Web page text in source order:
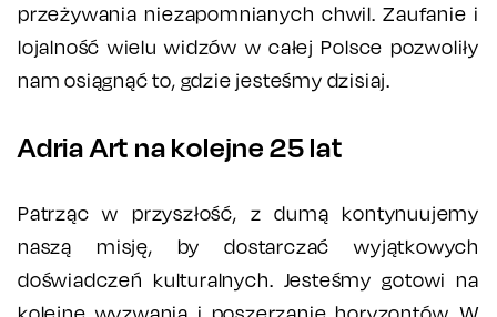
przeżywania niezapomnianych chwil. Zaufanie i
lojalność wielu widzów w całej Polsce pozwoliły
nam osiągnąć to, gdzie jesteśmy dzisiaj.
Adria Art na kolejne 25 lat
Patrząc w przyszłość, z dumą kontynuujemy
naszą misję, by dostarczać wyjątkowych
doświadczeń kulturalnych. Jesteśmy gotowi na